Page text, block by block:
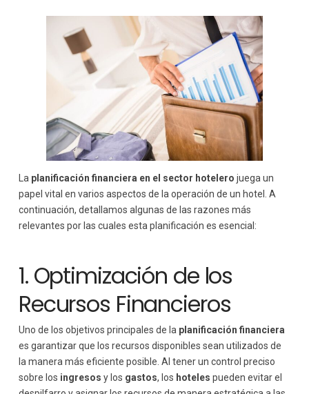
La planificación financiera en el sector hotelero juega un
papel vital en varios aspectos de la operación de un hotel. A
continuación, detallamos algunas de las razones más
relevantes por las cuales esta planificación es esencial:
1. Optimización de los
Recursos Financieros
Uno de los objetivos principales de la planificación financiera
es garantizar que los recursos disponibles sean utilizados de
la manera más eficiente posible. Al tener un control preciso
sobre los ingresos y los gastos, los hoteles pueden evitar el